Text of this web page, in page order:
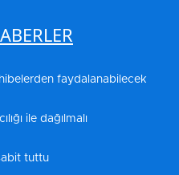
faydalanabilecek
ile dağılmalı
tuttu